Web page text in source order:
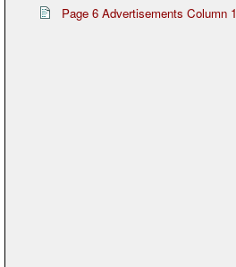
Page 6 Advertisements Column 1